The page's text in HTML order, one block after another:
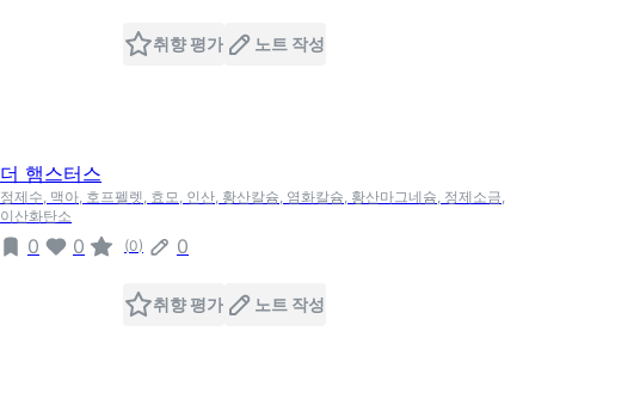
취향 평가 노트 작성
더 햄스터스
정제수, 맥아, 호프펠렛, 효모, 인산, 황산칼슘, 염화칼슘, 황산마그네슘, 정제소금,
이산화탄소
0 0 (0) 0
취향 평가 노트 작성